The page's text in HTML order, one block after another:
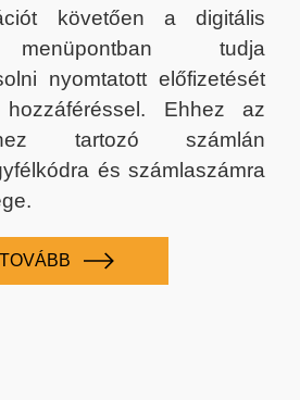
követően a digitális
tudja
nyomtatott előfizetését
Ehhez az
tartozó számlán
és számlaszámra
TOVÁBB